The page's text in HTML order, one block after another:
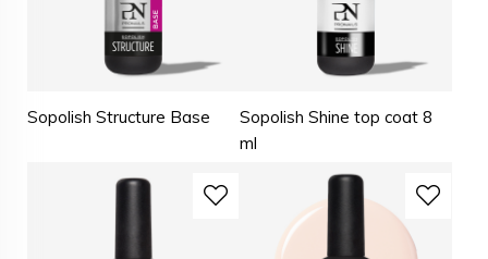
Sopolish Structure Base
Sopolish Shine top coat 8
ml